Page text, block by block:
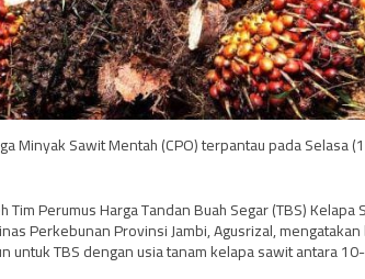
Minyak Sawit Mentah (CPO) terpantau pada
Tim Perumus Harga Tandan Buah Segar (TBS)
Perkebunan Provinsi Jambi, Agusrizal,
untuk TBS dengan usia tanam kelapa sawit antara